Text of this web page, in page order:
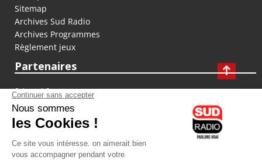
Sitemap
Archives Sud Radio
Archives Programmes
Règlement jeux
Partenaires
fiducial.fr
lyoncapitale.fr
olympique-et-lyonnais.com
L'application Iphone / Android